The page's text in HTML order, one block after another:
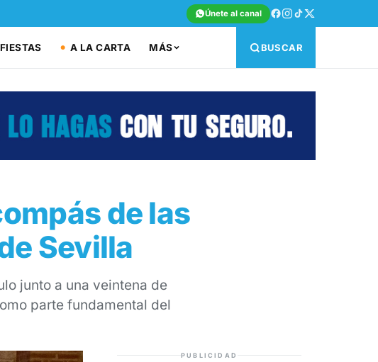
Únete al canal
FIESTAS A LA CARTA MÁS BUSCAR
de las
Sevilla
junto a una veintena de
parte fundamental del
PUBLICIDAD